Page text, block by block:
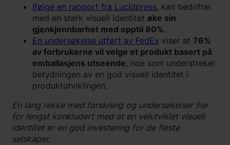
Ifølge en rapport fra Lucidpress, kan bedrifter
med en sterk visuell identitet øke sin
gjenkjennbarhet med opptil 80%.
En undersøkelse utført av FedEx viser at 76%
av forbrukerne vil velge et produkt basert på
emballasjens utseende, noe som understreker
betydningen av en god visuell identitet i
produktutviklingen.
En lang rekke med forskning og undersøkelser har
for lengst konkludert med at en velutviklet visuell
identitet er en god investering for de fleste
selskaper.